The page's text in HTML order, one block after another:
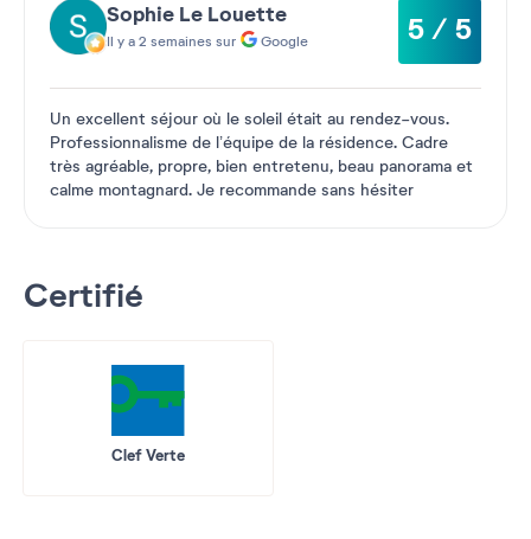
Sophie Le Louette
Il y a 2 semaines sur Google 5 / 5
Un excellent séjour où le soleil était au rendez-vous.
Professionnalisme de l’équipe de la résidence. Cadre
très agréable, propre, bien entretenu, beau panorama et
calme montagnard. Je recommande sans hésiter
Certifié
Clef Verte